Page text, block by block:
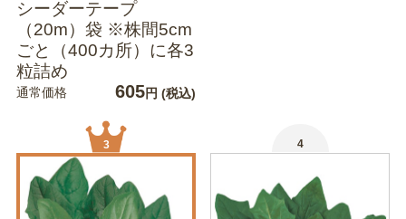
シーダーテープ
（20m）袋 ※株間5cm
ごと（400カ所）に各3
粒詰め
通常価格 605円 (税込)
3 4